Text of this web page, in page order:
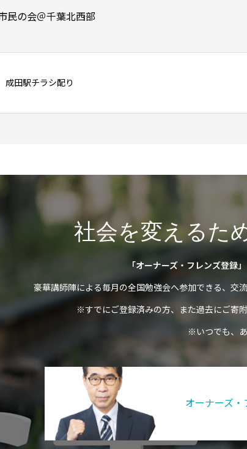
民の会＠千葉北西部
成田駅チラシ配り
社会を変えるた
「オーナーズ・フレンズ登録
豪華講師陣による毎月の全国勉強会へ参加できる、交
※すでにご登録済みの方、また過去にご寄
※いつでも、あ
オーナーズ・